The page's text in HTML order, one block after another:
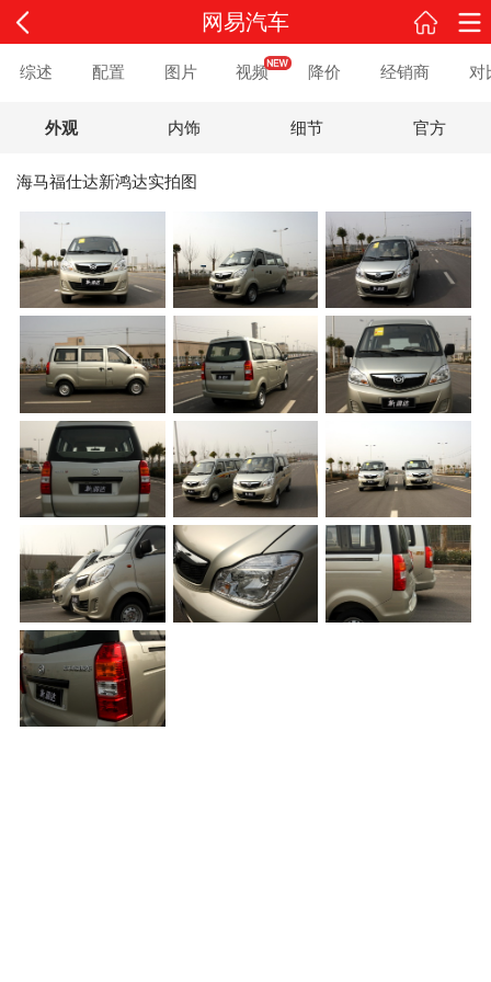
网易汽车
综述 配置 图片 视频 降价 经销商 对
外观 内饰 细节 官方
海马福仕达新鸿达实拍图